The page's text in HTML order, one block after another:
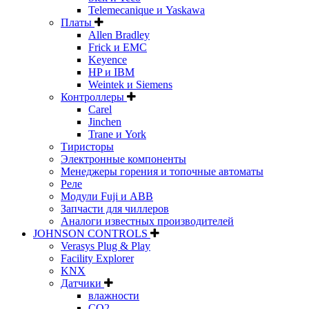
Telemecanique и Yaskawa
Платы
Allen Bradley
Frick и EMC
Keyence
HP и IBM
Weintek и Siemens
Контроллеры
Carel
Jinchen
Trane и York
Тиристоры
Электронные компоненты
Менеджеры горения и топочные автоматы
Реле
Модули Fuji и ABB
Запчасти для чиллеров
Аналоги известных производителей
JOHNSON CONTROLS
Verasys Plug & Play
Facility Explorer
KNX
Датчики
влажности